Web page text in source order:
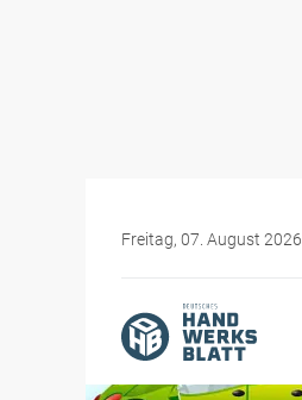
Freitag, 07. August 2026